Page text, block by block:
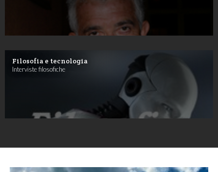
Filosofia e tecnologia
Interviste filosofiche